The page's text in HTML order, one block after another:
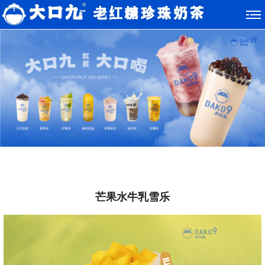
芒果水牛乳雪乐